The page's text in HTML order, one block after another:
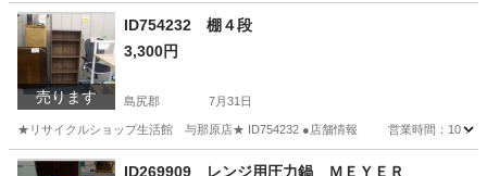
沖縄 島尻郡
売ります
ID754232 棚４段
3,300円
島尻郡 7月31日
★リサイクルショップ生活館 与那原店★ ID754232 ●店舗情報 営業時間：10：
沖縄 島尻郡
ID269909 レンジ用圧力鍋 ＭＥＹＥＲ